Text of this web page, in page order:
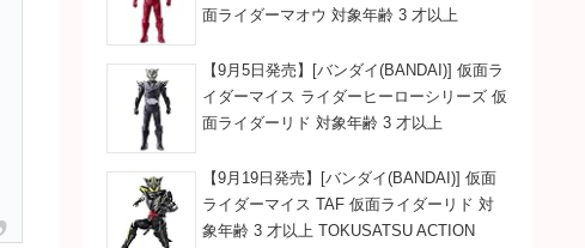
面ライダーマオウ 対象年齢 3 才以上
【9月5日発売】[バンダイ(BANDAI)] 仮面ラ
イダーマイス ライダーヒーローシリーズ 仮
面ライダーリド 対象年齢 3 才以上
【9月19日発売】[バンダイ(BANDAI)] 仮面
ライダーマイス TAF 仮面ライダーリド 対
象年齢 3 才以上 TOKUSATSU ACTION